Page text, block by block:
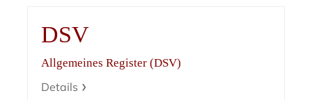
DSV
Allgemeines Register (DSV)
Details